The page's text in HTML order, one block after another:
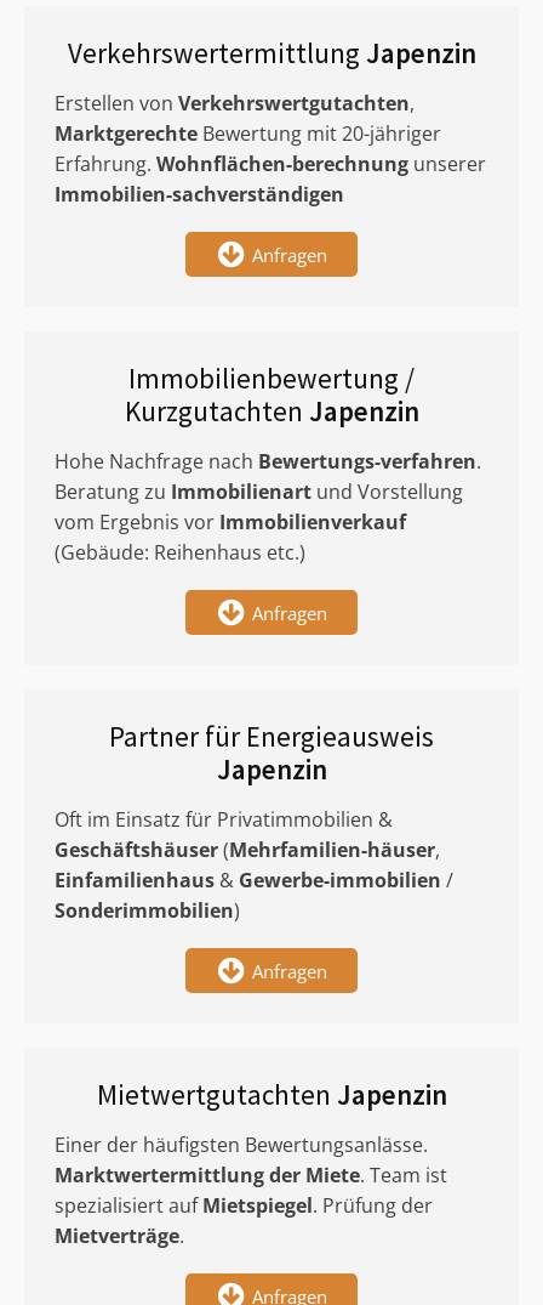
Verkehrswertermittlung Japenzin
Erstellen von Verkehrswertgutachten,
Marktgerechte Bewertung mit 20-jähriger
Erfahrung. Wohnflächen-berechnung unserer
Immobilien-sachverständigen
Anfragen
Immobilienbewertung /
Kurzgutachten Japenzin
Hohe Nachfrage nach Bewertungs-verfahren.
Beratung zu Immobilienart und Vorstellung
vom Ergebnis vor Immobilienverkauf
(Gebäude: Reihenhaus etc.)
Anfragen
Partner für Energieausweis
Japenzin
Oft im Einsatz für Privatimmobilien &
Geschäftshäuser(Mehrfamilien-häuser,
Einfamilienhaus & Gewerbe-immobilien /
Sonderimmobilien)
Anfragen
Mietwertgutachten Japenzin
Einer der häufigsten Bewertungsanlässe.
Marktwertermittlungder Miete. Team ist
spezialisiert aufMietspiegel. Prüfung der
Mietverträge.
Anfragen